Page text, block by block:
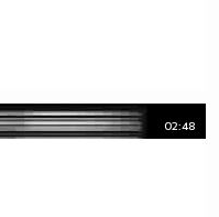
02:48